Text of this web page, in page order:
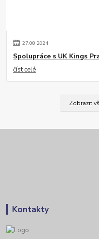
27.08.2024
Spolupráce s UK Kings
číst celé
Zobrazit
Kontakty